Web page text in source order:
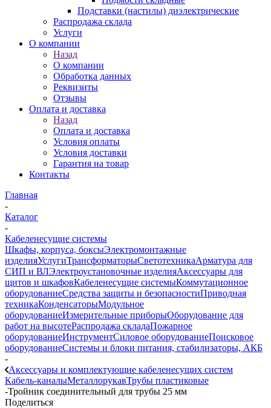
Подставки (настилы) диэлектрические
Распродажа склада
Услуги
О компании
Назад
О компании
Обработка данных
Реквизиты
Отзывы
Оплата и доставка
Назад
Оплата и доставка
Условия оплаты
Условия доставки
Гарантия на товар
Контакты
Главная
-
Каталог
-
Кабеленесущие системы
Шкафы, корпуса, боксыЭлектромонтажные
изделияУслугиТрансформаторыСветотехникаАрматура для
СИП и ВЛЭлектроустановочные изделияАксессуары для
щитов и шкафовКабеленесущие системыКоммутационное
оборудованиеСредства защиты и безопасностиПриводная
техникаКонденсаторыМодульное
оборудованиеИзмерительные приборыОборудование для
работ на высотеРаспродажа складаПожарное
оборудованиеИнструментСиловое оборудованиеПоисковое
оборудованиеСистемы и блоки питания, стабилизаторы, АКБ
-
Аксессуары и комплектующие кабеленесущих систем
Кабель-каналыМеталлорукавТрубы пластиковые
-Тройник соединительный для трубы 25 мм
Поделиться